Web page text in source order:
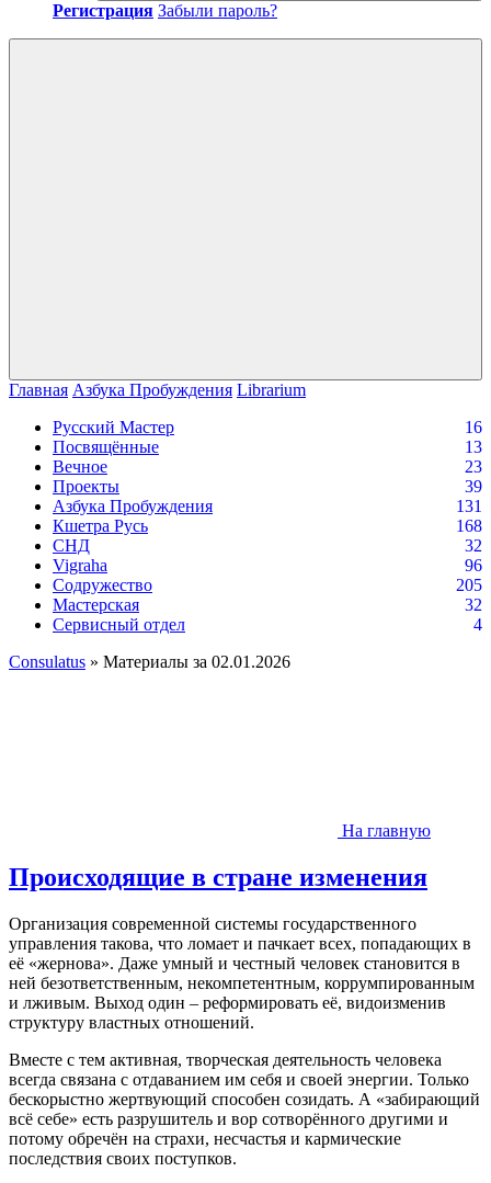
Регистрация Забыли пароль?
Главная Азбука Пробуждения Librarium
Русский Мастер
16
Посвящённые
13
Вечное
23
Проекты
39
Азбука Пробуждения
131
Кшетра Русь
168
СНД
32
Vigraha
96
Содружество
205
Мастерская
32
Сервисный отдел
4
Consulatus » Материалы за 02.01.2026
На главную
Происходящие в стране изменения
Организация современной системы государственного
управления такова, что ломает и пачкает всех, попадающих в
её «жернова». Даже умный и честный человек становится в
ней безответственным, некомпетентным, коррумпированным
и лживым. Выход один – реформировать её, видоизменив
структуру властных отношений.
Вместе с тем активная, творческая деятельность человека
всегда связана с отдаванием им себя и своей энергии. Только
бескорыстно жертвующий способен созидать. А «забирающий
всё себе» есть разрушитель и вор сотворённого другими и
потому обречён на страхи, несчастья и кармические
последствия своих поступков.